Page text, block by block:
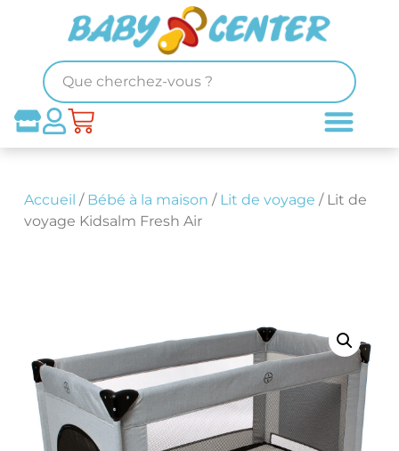
Accueil / Bébé à la maison / Lit de voyage / Lit de
voyage Kidsalm Fresh Air